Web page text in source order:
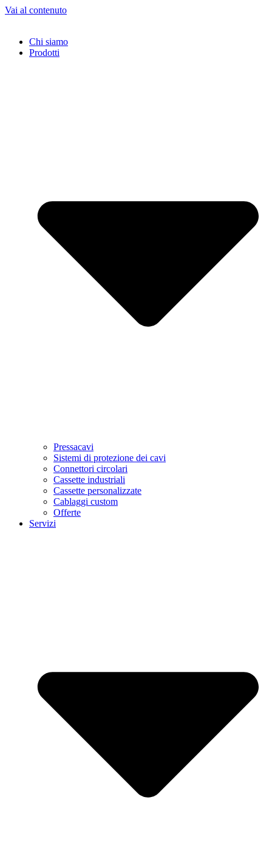
Vai al contenuto
Chi siamo
Prodotti
Pressacavi
Sistemi di protezione dei cavi
Connettori circolari
Cassette industriali
Cassette personalizzate
Cablaggi custom
Offerte
Servizi